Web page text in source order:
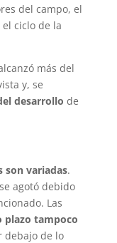
del campo, el
ciclo de la
más del
y, se
desarrollo de
son variadas.
se agotó debido
Las
plazo tampoco
debajo de lo